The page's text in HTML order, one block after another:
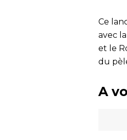
Ce
avec
et le
du
A